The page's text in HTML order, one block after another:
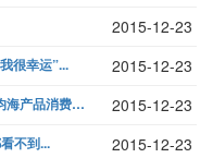
2015-12-23
很幸运”... 2015-12-23
联合国粮农组织发布渔业报告称全球人均海产品消费量持续增长... 2015-12-23
不到... 2015-12-23